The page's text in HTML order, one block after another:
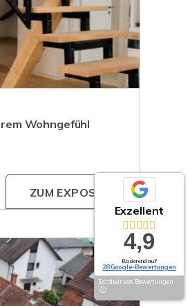
Wohngefühl
ZUM EXPOSÉ
Exzellent
4,9
Basierend auf
28 Google-Bewertungen
Echtheit von Bewertungen